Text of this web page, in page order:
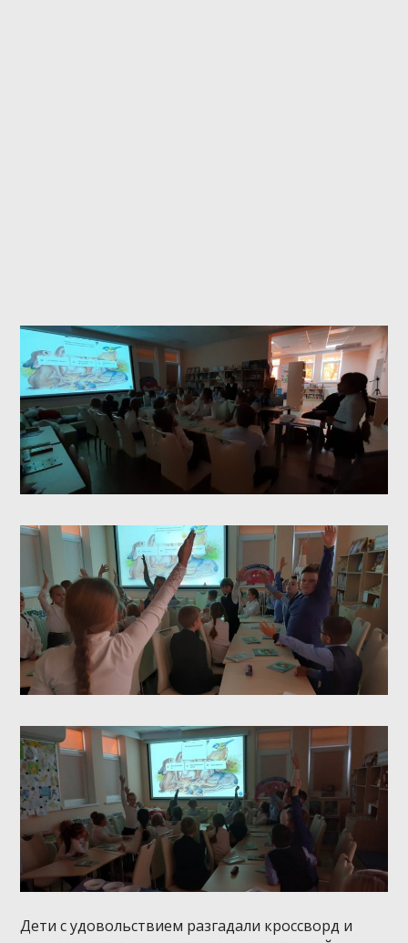
Дети с удовольствием разгадали кроссворд и